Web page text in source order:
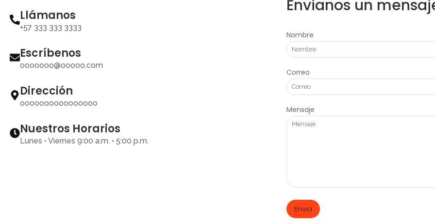
Llámanos
+57 333 333 3333
Escríbenos
ooooooo@ooooo.com
Dirección
oooooooooooooooo
Nuestros Horarios
Lunes • Viernes 9:00 a.m. • 5:00 p.m.
Envianos un
Nombre
Correo
Mensaje
Envia